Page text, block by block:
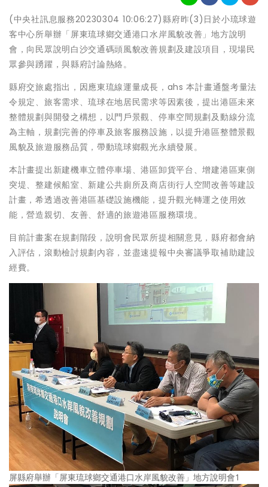
(中央社訊息服務20230304 10:06:27)縣府昨(3)日於小琉球遊
客中心所舉辦「屏東琉球鄉交通港口水岸風貌改善」地方說明
會，向民眾說明白沙交通碼頭風貌改善規劃及建設項目，現場民
眾參與踴躍，與縣府討論熱絡。
縣府交旅處指出，因應東琉線運量成長，ahs 本計畫通盤考量法
令規定、旅客需求、琉球在地居民需求等因素後，提出港區未來
整體規劃與開發之構想，以門戶景觀、停車空間規劃及動線分流
為主軸，規劃完善的停車及旅客服務設施，以提升港區整體景觀
風貌及旅遊服務品質，帶動琉球鄉觀光永續發展。
本計畫提出新建機車立體停車場、港區卸貨平台、增建港區東側
突堤、整建候船室、新建公共廁所及商店街行人空間改善等建設
計畫，希透過改善港區基礎設施機能，提升觀光轉運之使用效
能，營造親切、友善、舒適的旅遊港區服務環境。
目前計畫案在規劃階段，說明會民眾所提相關意見，縣府都會納
入評估，滾動檢討規劃內容，並盡速提報中央審議爭取補助建設
經費。
屏縣府舉辦「屏東琉球鄉交通港口水岸風貌改善」地方說明會1